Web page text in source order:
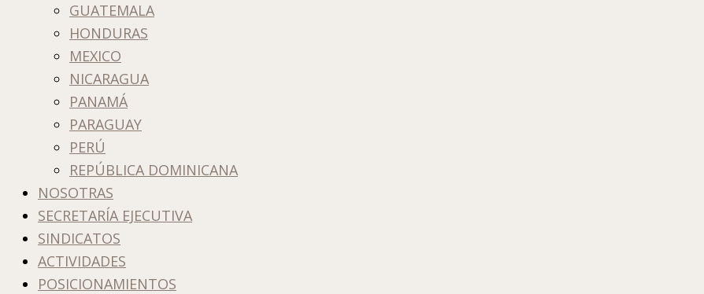
GUATEMALA
HONDURAS
MEXICO
NICARAGUA
PANAMÁ
PARAGUAY
PERÚ
REPÚBLICA DOMINICANA
NOSOTRAS
SECRETARÍA EJECUTIVA
SINDICATOS
ACTIVIDADES
POSICIONAMIENTOS